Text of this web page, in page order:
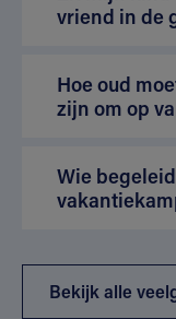
vriend in de
Hoe oud
zijn om op
Wie
Bekijk alle